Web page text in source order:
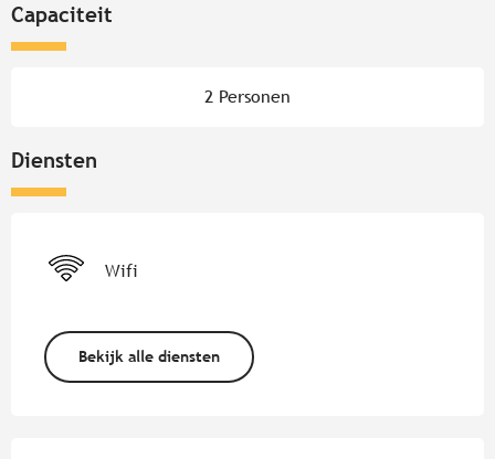
Capaciteit
2 Personen
Diensten
Wifi
Bekijk alle diensten